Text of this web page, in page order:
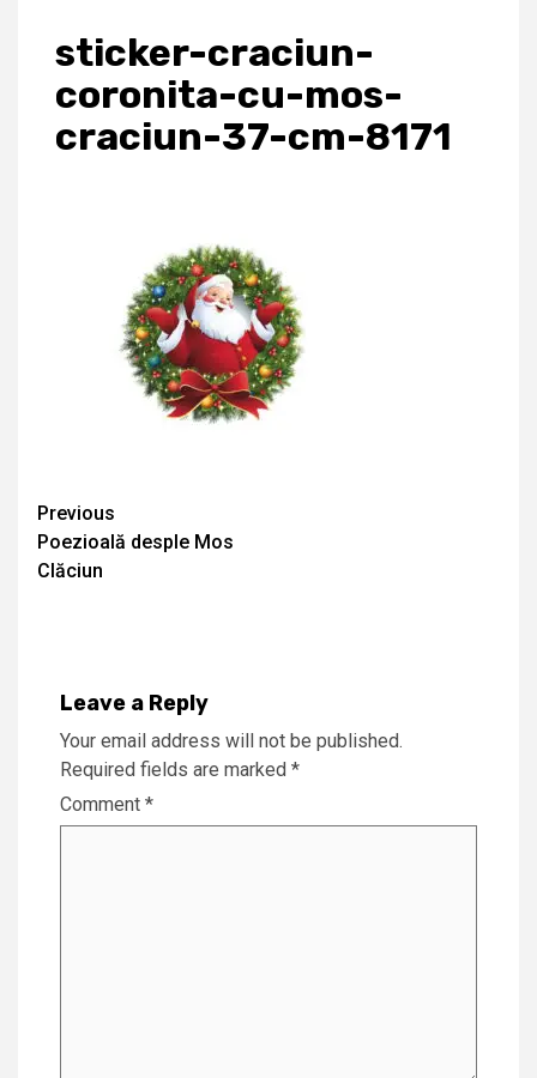
sticker-craciun-
coronita-cu-mos-
craciun-37-cm-8171
Continue
Reading
Previous
Poezioală desple Mos
Clăciun
Leave a Reply
Your email address will not be published.
Required fields are marked *
Comment *